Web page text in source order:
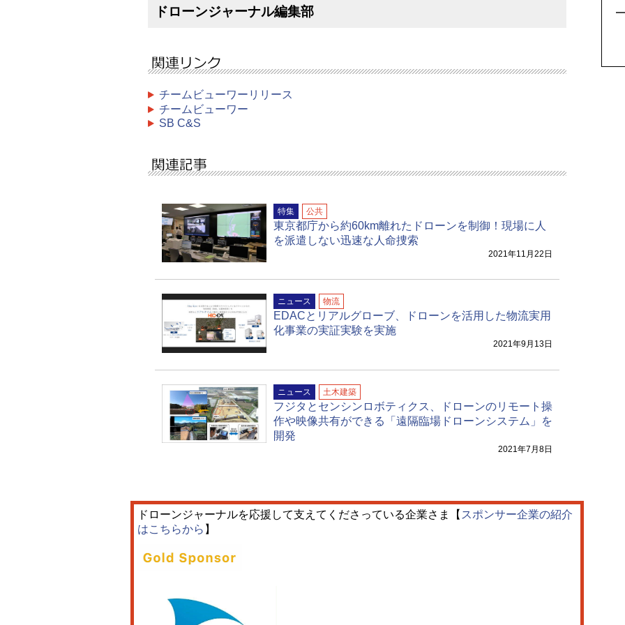
ドローンジャーナル編集部
チームビューワーリリース
チームビューワー
SB C&S
特集 公共
東京都庁から約60km離れたドローンを制御！現場に人
を派遣しない迅速な人命捜索
2021年11月22日
ニュース 物流
EDACとリアルグローブ、ドローンを活用した物流実用
化事業の実証実験を実施
2021年9月13日
ニュース 土木建築
フジタとセンシンロボティクス、ドローンのリモート操
作や映像共有ができる「遠隔臨場ドローンシステム」を
開発
2021年7月8日
ドローンジャーナルを応援して支えてくださっている企業さま【 スポンサー企業の紹介
はこちらから 】